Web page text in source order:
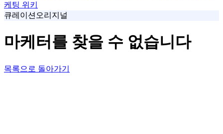
케팅 위키
큐레이션 오리지널
마케터를 찾을 수 없습니다
목록으로 돌아가기